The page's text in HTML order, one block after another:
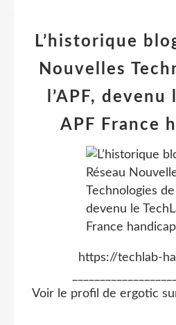
L’historique
Nouvelles
l’APF, devenu
APF France
https://techlab-
Voir le profil de ergotic